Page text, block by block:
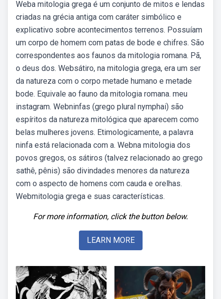
Weba mitologia grega é um conjunto de mitos e lendas
criadas na grécia antiga com caráter simbólico e
explicativo sobre acontecimentos terrenos. Possuíam
um corpo de homem com patas de bode e chifres. São
correspondentes aos faunos da mitologia romana. Pã,
o deus dos. Websátiro, na mitologia grega, era um ser
da natureza com o corpo metade humano e metade
bode. Equivale ao fauno da mitologia romana. meu
instagram. Webninfas (grego plural nymphai) são
espíritos da natureza mitológica que aparecem como
belas mulheres jovens. Etimologicamente, a palavra
ninfa está relacionada com a. Webna mitologia dos
povos gregos, os sátiros (talvez relacionado ao grego
sathê, pênis) são divindades menores da natureza
com o aspecto de homens com cauda e orelhas.
Webmitologia grega e suas características.
For more information, click the button below.
LEARN MORE